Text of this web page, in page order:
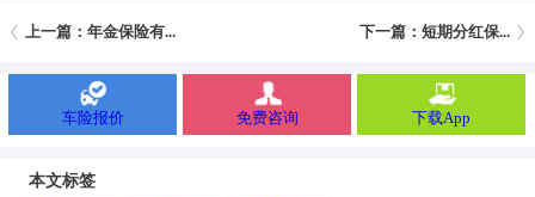
上一篇：年金保险有... 下一篇：短期分红保...
车险报价 免费咨询 下载App
本文标签